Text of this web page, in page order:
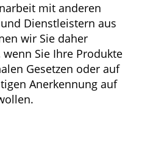
mit anderen
Dienstleistern aus
wir Sie daher
Sie Ihre Produkte
Gesetzen oder auf
Anerkennung auf